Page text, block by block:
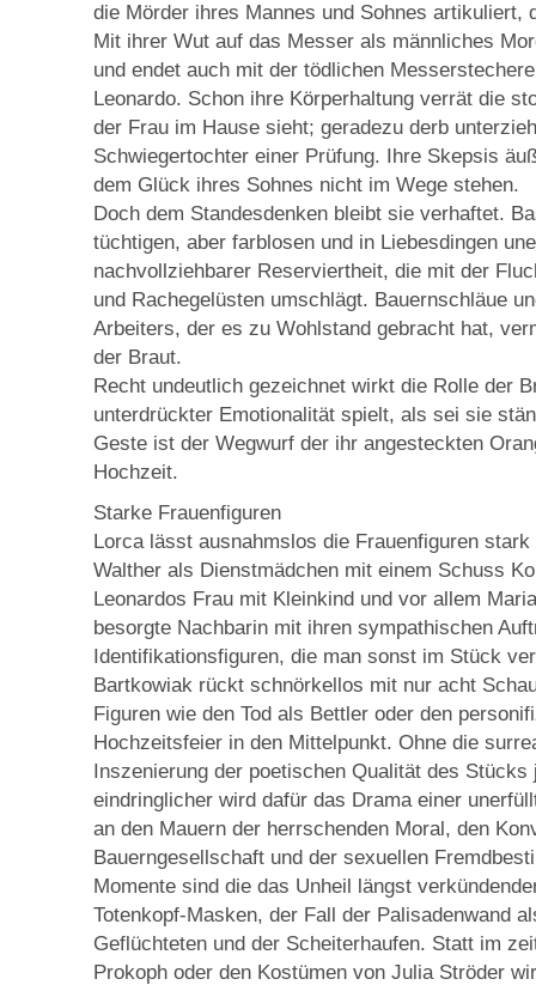
die Mörder ihres Mannes und Sohnes artikuliert,
Mit ihrer Wut auf das Messer als männliches
und endet auch mit der tödlichen
Leonardo. Schon ihre Körperhaltung verrät die
der Frau im Hause sieht; geradezu derb
Schwiegertochter einer Prüfung. Ihre Skepsis
dem Glück ihres Sohnes nicht im Wege stehen.
Doch dem Standesdenken bleibt sie verhaftet.
tüchtigen, aber farblosen und in Liebesdingen
nachvollziehbarer Reserviertheit, die mit der
und Rachegelüsten umschlägt. Bauernschläue
Arbeiters, der es zu Wohlstand gebracht hat,
der Braut.
Recht undeutlich gezeichnet wirkt die Rolle der
unterdrückter Emotionalität spielt, als sei sie
Geste ist der Wegwurf der ihr angesteckten
Hochzeit.
Starke Frauenfiguren
Lorca lässt ausnahmslos die Frauenfiguren
Walther als Dienstmädchen mit einem Schuss
Leonardos Frau mit Kleinkind und vor allem
besorgte Nachbarin mit ihren sympathischen
Identifikationsfiguren, die man sonst im Stück
Bartkowiak rückt schnörkellos mit nur acht
Figuren wie den Tod als Bettler oder den
Hochzeitsfeier in den Mittelpunkt. Ohne die
Inszenierung der poetischen Qualität des
eindringlicher wird dafür das Drama einer
an den Mauern der herrschenden Moral, den
Bauerngesellschaft und der sexuellen
Momente sind die das Unheil längst
Totenkopf-Masken, der Fall der Palisadenwand
Geflüchteten und der Scheiterhaufen. Statt im
Prokoph oder den Kostümen von Julia Ströder